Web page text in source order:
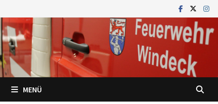
Inhalt
springen
MENÜ